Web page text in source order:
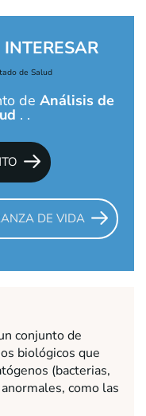
de Análisis de
. .
DE VIDA
conjunto de
biológicos que
(bacterias,
como las